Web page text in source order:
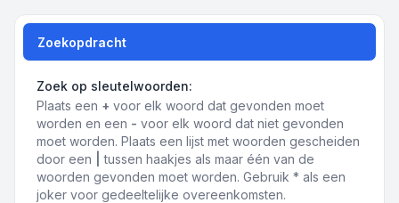
Zoekopdracht
Zoek op sleutelwoorden:
Plaats een + voor elk woord dat gevonden moet
worden en een - voor elk woord dat niet gevonden
moet worden. Plaats een lijst met woorden gescheiden
door een
tussen haakjes als maar één van de
woorden gevonden moet worden. Gebruik * als een
joker voor gedeeltelijke overeenkomsten.